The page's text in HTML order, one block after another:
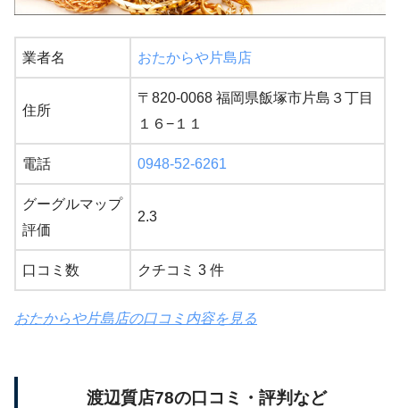
業者名 おたからや片島店
住所
〒820-0068 福岡県飯塚市片島３丁目
１６−１１
電話 0948-52-6261
グーグルマップ
評価
2.3
口コミ数 クチコミ 3 件
おたからや片島店の口コミ内容を見る
渡辺質店78の口コミ・評判など